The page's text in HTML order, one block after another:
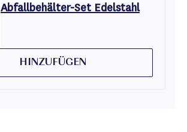
Abfallbehälter-Set Edelstahl
HINZUFÜGEN